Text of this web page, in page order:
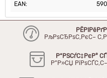
EAN:
РљРѕСЂРѕС‚РєС–
Р“РЅСѓС‡РєР°
Р”Р»СЏ